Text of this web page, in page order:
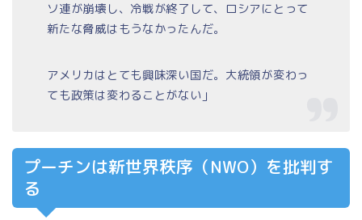
ソ連が崩壊し、冷戦が終了して、ロシアにとって
新たな脅威はもうなかったんだ。
アメリカはとても興味深い国だ。大統領が変わっ
ても政策は変わることがない」
プーチンは新世界秩序（NWO）を批判す
る